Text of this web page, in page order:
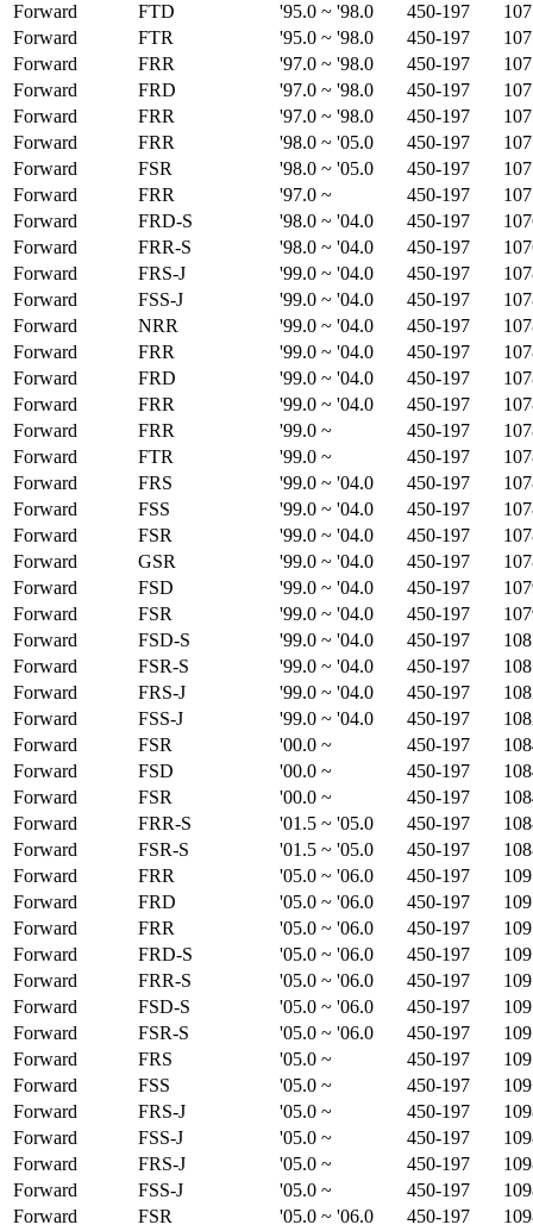
Forward
FTD '95.0 ~ '98.0 450-197
Forward
FTR '95.0 ~ '98.0 450-197
Forward
FRR '97.0 ~ '98.0 450-197
Forward
FRD '97.0 ~ '98.0 450-197
Forward
FRR '97.0 ~ '98.0 450-197
Forward
FRR '98.0 ~ '05.0 450-197
Forward
FSR '98.0 ~ '05.0 450-197
Forward
FRR '97.0 ~ 450-197
Forward
FRD-S '98.0 ~ '04.0 450-197
Forward
FRR-S '98.0 ~ '04.0 450-197
Forward
FRS-J '99.0 ~ '04.0 450-197
Forward
FSS-J '99.0 ~ '04.0 450-197
Forward
NRR '99.0 ~ '04.0 450-197
Forward
FRR '99.0 ~ '04.0 450-197
Forward
FRD '99.0 ~ '04.0 450-197
Forward
FRR '99.0 ~ '04.0 450-197
Forward
FRR '99.0 ~ 450-197
Forward
FTR '99.0 ~ 450-197
Forward
FRS '99.0 ~ '04.0 450-197
Forward
FSS '99.0 ~ '04.0 450-197
Forward
FSR '99.0 ~ '04.0 450-197
Forward
GSR '99.0 ~ '04.0 450-197
Forward
FSD '99.0 ~ '04.0 450-197
Forward
FSR '99.0 ~ '04.0 450-197
Forward
FSD-S '99.0 ~ '04.0 450-197
Forward
FSR-S '99.0 ~ '04.0 450-197
Forward
FRS-J '99.0 ~ '04.0 450-197
Forward
FSS-J '99.0 ~ '04.0 450-197
Forward
FSR '00.0 ~ 450-197
Forward
FSD '00.0 ~ 450-197
Forward
FSR '00.0 ~ 450-197
Forward
FRR-S '01.5 ~ '05.0 450-197
Forward
FSR-S '01.5 ~ '05.0 450-197
Forward
FRR '05.0 ~ '06.0 450-197
Forward
FRD '05.0 ~ '06.0 450-197
Forward
FRR '05.0 ~ '06.0 450-197
Forward
FRD-S '05.0 ~ '06.0 450-197
Forward
FRR-S '05.0 ~ '06.0 450-197
Forward
FSD-S '05.0 ~ '06.0 450-197
Forward
FSR-S '05.0 ~ '06.0 450-197
Forward
FRS '05.0 ~ 450-197
Forward
FSS '05.0 ~ 450-197
Forward
FRS-J '05.0 ~ 450-197
Forward
FSS-J '05.0 ~ 450-197
Forward
FRS-J '05.0 ~ 450-197
Forward
FSS-J '05.0 ~ 450-197
Forward
FSR '05.0 ~ '06.0 450-197